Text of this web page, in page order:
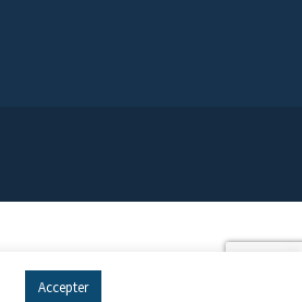
Accepter